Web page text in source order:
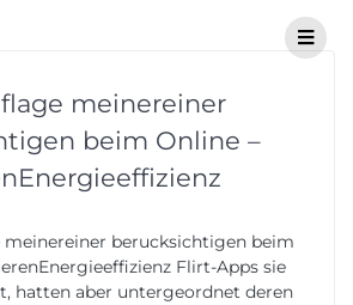
meinereiner
beim Online –
meinereiner berucksichtigen beim
Flirt-Apps sie
hatten aber untergeordnet deren